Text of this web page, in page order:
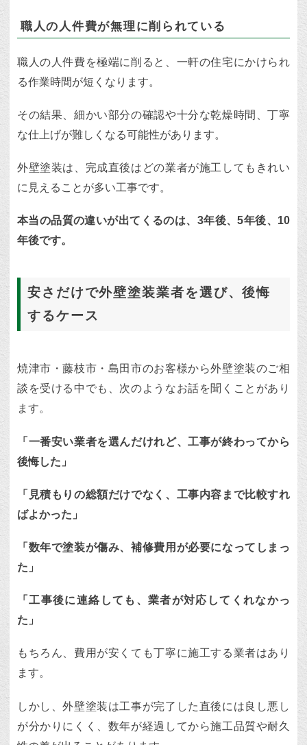
職人の人件費が無理に削られている
職人の人件費を極端に削ると、一軒の住宅にかけられ
る作業時間が短くなります。
その結果、細かい部分の確認や十分な乾燥時間、丁寧
な仕上げが難しくなる可能性があります。
外壁塗装は、完成直後はどの業者が施工してもきれい
に見えることが多い工事です。
本当の品質の違いが出てくるのは、3年後、5年後、10
年後です。
安さだけで外壁塗装業者を選び、後悔
するケース
焼津市・藤枝市・島田市のお客様から外壁塗装のご相
談を受ける中でも、次のようなお話を聞くことがあり
ます。
「一番安い業者を選んだけれど、工事が終わってから
後悔した」
「見積もりの総額だけでなく、工事内容まで比較すれ
ばよかった」
「数年で塗装が傷み、補修費用が必要になってしまっ
た」
「工事後に連絡しても、業者が対応してくれなかっ
た」
もちろん、費用が安くても丁寧に施工する業者はあり
ます。
しかし、外壁塗装は工事が完了した直後には良し悪し
が分かりにくく、数年が経過してから施工品質や耐久